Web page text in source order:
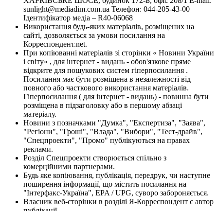
sunlight@mediadim.com.ua Телефон: 044-205-43-00
Ідентифікатор медіа – R40-06068
Використання будь-яких матеріалів, розміщених на
сайті, дозволяється за умови посилання на
Корреспондент.net.
При копіюванні матеріалів зі сторінки « Новини України
і світу» , для інтернет - видань - обов'язкове пряме
відкрите для пошукових систем гіперпосилання .
Посилання має бути розміщена в незалежності від
повного або часткового використання матеріалів.
Гіперпосилання ( для інтернет - видань) - повинна бути
розміщена в підзаголовку або в першому абзаці
матеріалу.
Новини з позначками "Думка", "Експертиза", "Заява",
"Регіони", "Гроші", "Влада", "Вибори", "Тест-драйв",
"Спецпроекти", "Промо" публікуються на правах
реклами.
Розділ Спецпроекти створюється спільно з
комерційними партнерами.
Будь яке копіювання, публікація, передрук, чи наступне
поширення інформації, що містить посилання на
"Інтерфакс-Україна", EPA / UPG, суворо забороняється.
Власник веб-сторінки в розділі Я-Корреспондент є автор